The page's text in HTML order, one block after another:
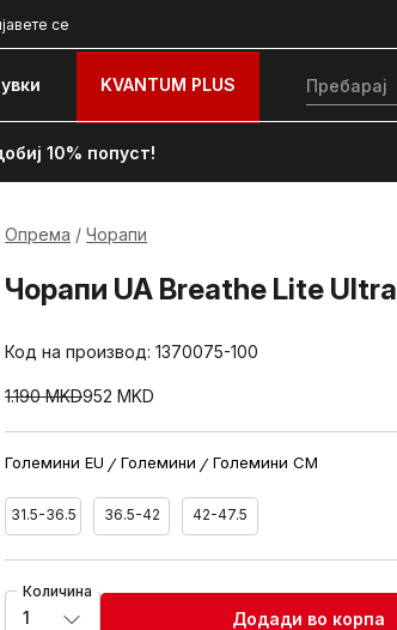
се
KVANTUM PLUS
10% попуст!
Опрема Чорапи
Чорапи UA Breathe Lite Ultra
Код на производ:1370075-100
1.190 MKD952MKD
Големини EU Големини Големини CM
31.5-36.5 36.5-42 42-47.5
Количина
1 Додади во корпа